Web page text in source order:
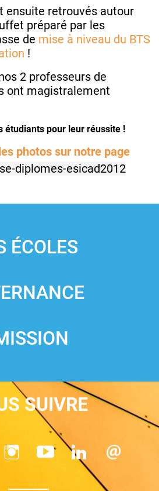
ensuite retrouvés autour
préparé par les
de mise à niveau du BTS
!
2 professeurs de
ont magistralement
étudiants pour leur réussite !
photos sur notre page
ÉCOLES
SUIVRE